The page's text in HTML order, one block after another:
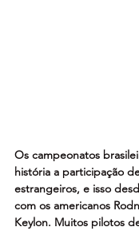
Os campeonatos
história a participação
estrangeiros, e isso
com os americanos
Keylon. Muitos pilotos